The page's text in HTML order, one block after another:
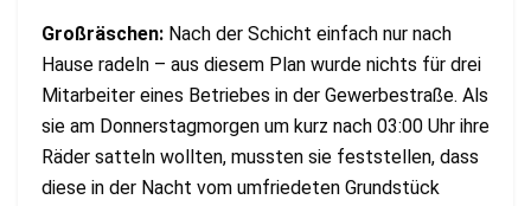
Großräschen: Nach der Schicht einfach nur nach
Hause radeln – aus diesem Plan wurde nichts für drei
Mitarbeiter eines Betriebes in der Gewerbestraße. Als
sie am Donnerstagmorgen um kurz nach 03:00 Uhr ihre
Räder satteln wollten, mussten sie feststellen, dass
diese in der Nacht vom umfriedeten Grundstück